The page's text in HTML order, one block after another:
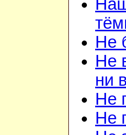
Не
Не
ни
Не
Не